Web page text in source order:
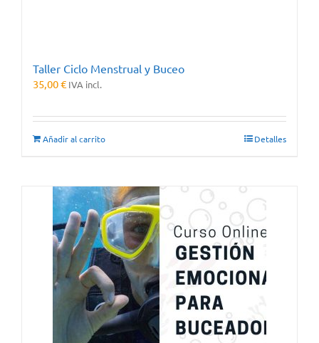
Taller Ciclo Menstrual y Buceo
35,00€ IVA incl.
Añadir al carrito Detalles